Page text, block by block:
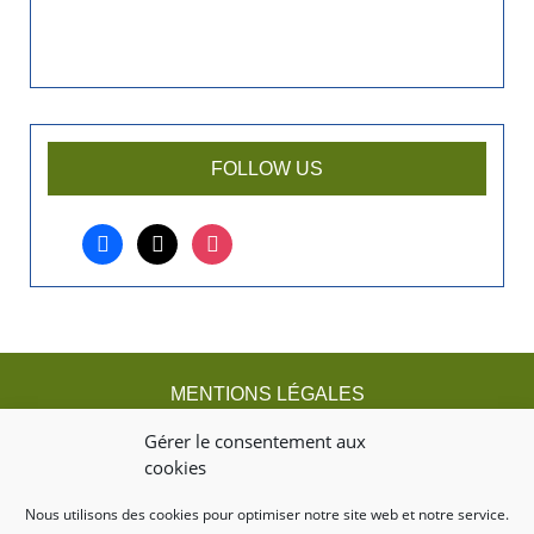
Gérer le consentement aux
cookies
Nous utilisons des cookies pour optimiser notre site web et notre service.
FOLLOW US
facebook
x instagram
MENTIONS LÉGALES
Mentions légales
TITRE DU TEXTE